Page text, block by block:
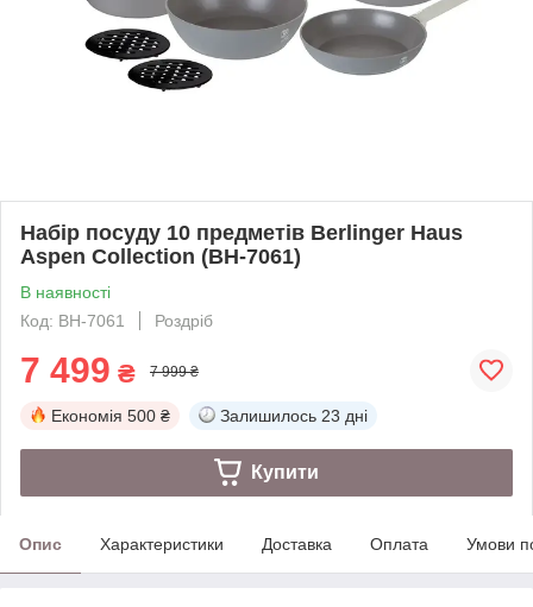
Набір посуду 10 предметів Berlinger Haus
Aspen Collection (BH-7061)
В наявності
Код: BH-7061
Роздріб
7 499 ₴ 7 999 ₴
Економія 500 ₴ Залишилось 23 дні
Купити
Опис Характеристики Доставка Оплата Умови